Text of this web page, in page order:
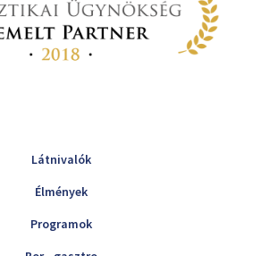
Látnivalók
Élmények
Programok